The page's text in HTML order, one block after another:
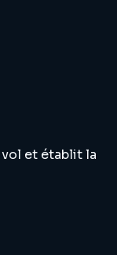
vol et établit la